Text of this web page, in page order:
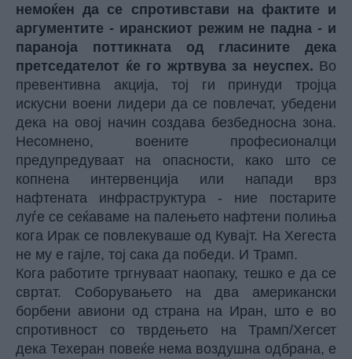
немоќен да се спротивстави на фактите и
аргументите - иранскиот режим не падна - и
параноја поттикната од гласините дека
претседателот ќе го жртвува за неуспех. Во
превентивна акција, тој ги принуди тројца
искусни воени лидери да се повлечат, убедени
дека на овој начин создава безбедносна зона.
Несомнено, воените професионалци
предупредуваат на опасности, како што се
копнена интервенција или напади врз
нафтената инфраструктура - ние постарите
луѓе се сеќаваме на палењето нафтени полиња
кога Ирак се повлекуваше од Кувајт. На Хегеста
не му е гајле, тој сака да победи. И Трамп.
Кога работите тргнуваат наопаку, тешко е да се
свртат. Соборувањето на два американски
борбени авиони од страна на Иран, што е во
спротивност со тврдењето на Трамп/Хегсет
дека Техеран повеќе нема воздушна одбрана, е